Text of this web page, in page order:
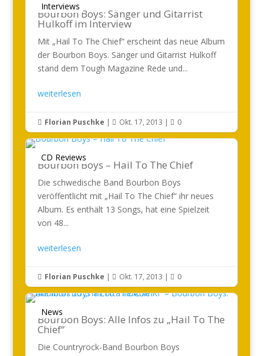
Interviews
Bourbon Boys: Sänger und Gitarrist
Hulkoff im Interview
Mit „Hail To The Chief“ erscheint das neue Album
der Bourbon Boys. Sänger und Gitarrist Hulkoff
stand dem Tough Magazine Rede und...
weiterlesen
 Florian Puschke |  Okt. 17, 2013 |  0
CD Reviews
Bourbon Boys – Hail To The Chief
Die schwedische Band Bourbon Boys
veröffentlicht mit „Hail To The Chief“ ihr neues
Album. Es enthält 13 Songs, hat eine Spielzeit
von 48...
weiterlesen
 Florian Puschke |  Okt. 17, 2013 |  0
News
Bourbon Boys: Alle Infos zu „Hail To The
Chief“
Die Countryrock-Band Bourbon Boys